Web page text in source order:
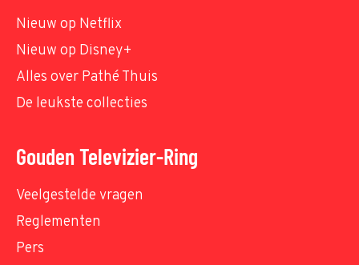
Nieuw op Netflix
Nieuw op Disney+
Alles over Pathé Thuis
De leukste collecties
Gouden Televizier-Ring
Veelgestelde vragen
Reglementen
Pers